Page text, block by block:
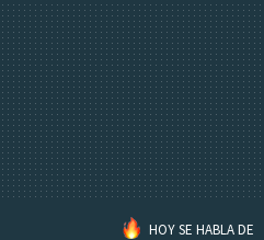
HOY SE HABLA DE